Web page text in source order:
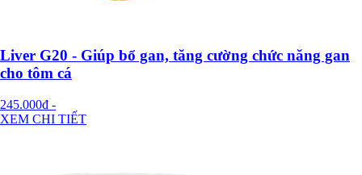
Liver G20 - Giúp bổ gan, tăng cường chức năng gan
cho tôm cá
245.000đ -
XEM CHI TIẾT